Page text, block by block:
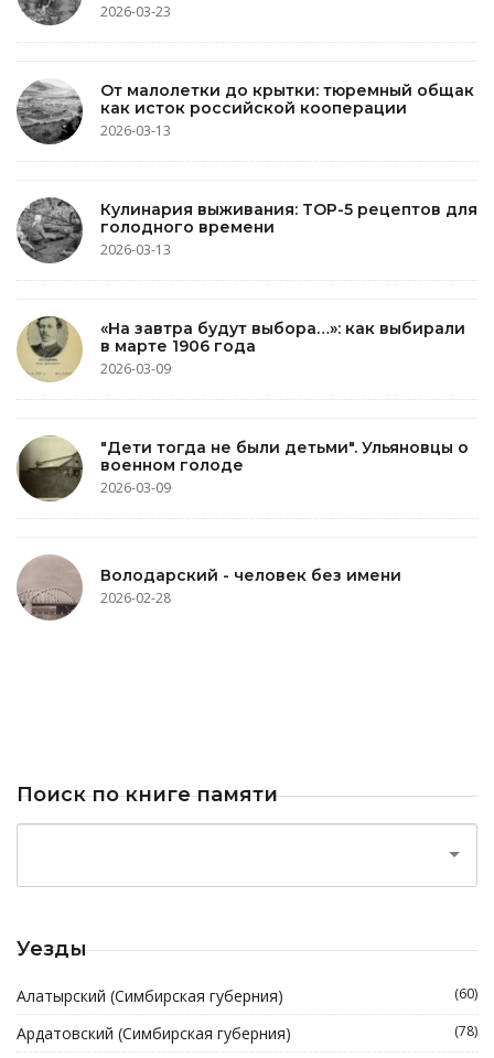
2026-03-23
От малолетки до крытки: тюремный общак
как исток российской кооперации
2026-03-13
Кулинария выживания: TOP-5 рецептов для
голодного времени
2026-03-13
«На завтра будут выбора…»: как выбирали
в марте 1906 года
2026-03-09
"Дети тогда не были детьми". Ульяновцы о
военном голоде
2026-03-09
Володарский - человек без имени
2026-02-28
Поиск по книге памяти
Уезды
Алатырский (Симбирская губерния) (60)
Ардатовский (Симбирская губерния) (78)